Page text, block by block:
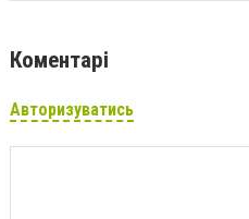
Коментарі
Авторизуватись